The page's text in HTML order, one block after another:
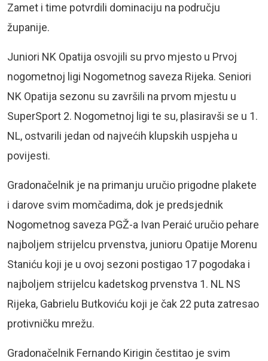
Zamet i time potvrdili dominaciju na području
županije.
Juniori NK Opatija osvojili su prvo mjesto u Prvoj
nogometnoj ligi Nogometnog saveza Rijeka. Seniori
NK Opatija sezonu su završili na prvom mjestu u
SuperSport 2. Nogometnoj ligi te su, plasiravši se u 1.
NL, ostvarili jedan od najvećih klupskih uspjeha u
povijesti.
Gradonačelnik je na primanju uručio prigodne plakete
i darove svim momčadima, dok je predsjednik
Nogometnog saveza PGŽ-a Ivan Peraić uručio pehare
najboljem strijelcu prvenstva, junioru Opatije Morenu
Staniću koji je u ovoj sezoni postigao 17 pogodaka i
najboljem strijelcu kadetskog prvenstva 1. NL NS
Rijeka, Gabrielu Butkoviću koji je čak 22 puta zatresao
protivničku mrežu.
Gradonačelnik Fernando Kirigin čestitao je svim